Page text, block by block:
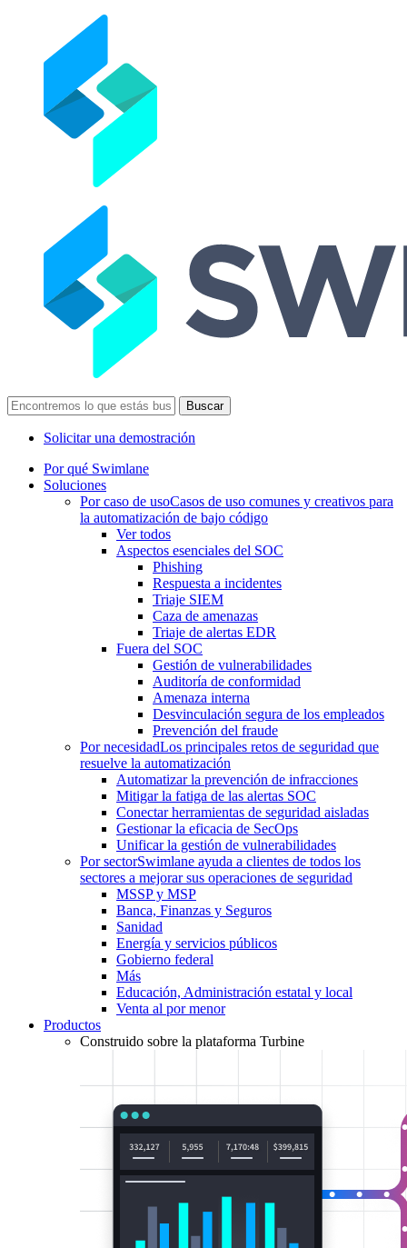
Solicitar una demostración
Por qué Swimlane
Soluciones
Por caso de usoCasos de uso comunes y creativos para
la automatización de bajo código
Ver todos
Aspectos esenciales del SOC
Phishing
Respuesta a incidentes
Triaje SIEM
Caza de amenazas
Triaje de alertas EDR
Fuera del SOC
Gestión de vulnerabilidades
Auditoría de conformidad
Amenaza interna
Desvinculación segura de los empleados
Prevención del fraude
Por necesidadLos principales retos de seguridad que
resuelve la automatización
Automatizar la prevención de infracciones
Mitigar la fatiga de las alertas SOC
Conectar herramientas de seguridad aisladas
Gestionar la eficacia de SecOps
Unificar la gestión de vulnerabilidades
Por sectorSwimlane ayuda a clientes de todos los
sectores a mejorar sus operaciones de seguridad
MSSP y MSP
Banca, Finanzas y Seguros
Sanidad
Energía y servicios públicos
Gobierno federal
Más
Educación, Administración estatal y local
Venta al por menor
Productos
Construido sobre la plataforma Turbine